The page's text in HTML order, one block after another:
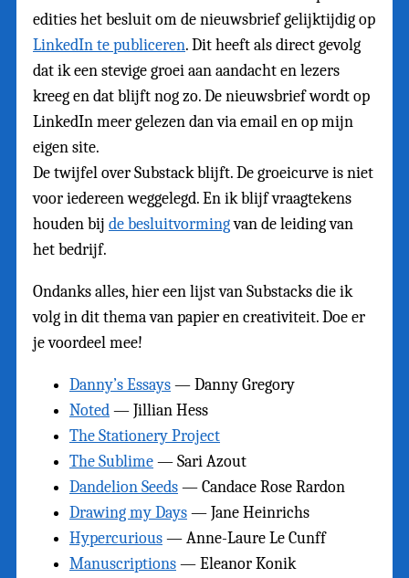
edities het besluit om de nieuwsbrief gelijktijdig op
LinkedIn te publiceren. Dit heeft als direct gevolg
dat ik een stevige groei aan aandacht en lezers
kreeg en dat blijft nog zo. De nieuwsbrief wordt op
LinkedIn meer gelezen dan via email en op mijn
eigen site.
De twijfel over Substack blijft. De groeicurve is niet
voor iedereen weggelegd. En ik blijf vraagtekens
houden bij de besluitvormingvan de leiding van
het bedrijf.
Ondanks alles, hier een lijst van Substacks die ik
volg in dit thema van papier en creativiteit. Doe er
je voordeel mee!
Danny’s Essays— Danny Gregory
Noted— Jillian Hess
The Stationery Project
The Sublime— Sari Azout
Dandelion Seeds— Candace Rose Rardon
Drawing my Days— Jane Heinrichs
Hypercurious— Anne-Laure Le Cunff
Manuscriptions— Eleanor Konik